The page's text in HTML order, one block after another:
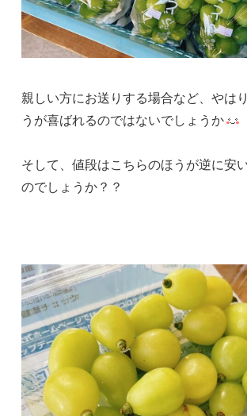
親しい方にお送りする場合など、やは
うが喜ばれるのではないでしょうか
そして、値段はこちらのほうが逆に安
のでしょうか？？